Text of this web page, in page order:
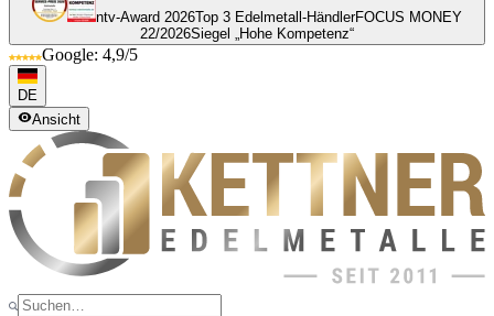
ntv-Award 2026Top 3 Edelmetall-HändlerFOCUS MONEY
22/2026Siegel „Hohe Kompetenz“
Google: 4,9/5
DE
Ansicht